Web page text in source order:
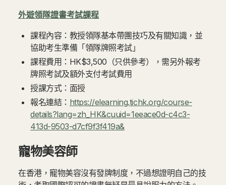
外遊領隊證書考試課程
課程內容：教授領隊基本帶團技巧及有關知識，並
協助考生準備「領隊牌照考試」
課程費用：HK$3,500（只供參考），需另外報考
牌照考試及額外支付考試費用
授課方式：面授
報名連結： https://elearning.tichk.org/course-
details?lang=zh_HK&cuuid=1eeace0d-c4c3-
413d-9503-d7cf9f3f419a&
寵物美容師
在香港，寵物美容沒有發牌制度，不過想證明自己的技